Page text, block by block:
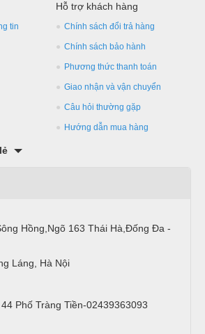
tin
Hỗ trợ khách hàng
Chính sách đổi trả hàng
Chính sách bảo hành
Phương thức thanh toán
Giao nhận và vận chuyển
Câu hỏi thường gặp
Hướng dẫn mua hàng
Hồng,Ngõ 163 Thái Hà,Đống Đa -
Láng, Hà Nội
Phố Tràng Tiền-02439363093